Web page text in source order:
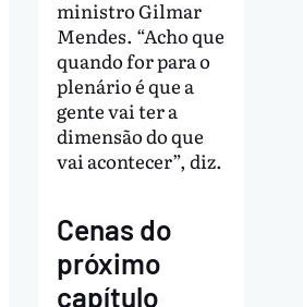
ministro Gilmar
Mendes. “Acho que
quando for para o
plenário é que a
gente vai ter a
dimensão do que
vai acontecer”, diz.
Cenas do
próximo
capítulo